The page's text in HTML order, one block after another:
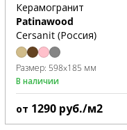
Керамогранит
Patinawood
Cersanit (Россия)
Размер: 598x185 мм
В наличии
от 1290 руб./м2